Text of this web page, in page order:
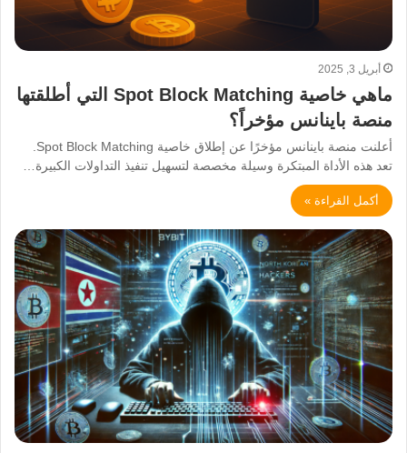
أبريل 3, 2025
ماهي خاصية Spot Block Matching التي أطلقتها
منصة باينانس مؤخراً؟
تعد هذه الأداة المبتكرة وسيلة مخصصة لتسهيل تنفيذ التداولات الكبيرة…
أكمل القراءة »